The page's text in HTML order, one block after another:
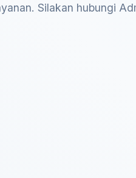
Silakan hubungi